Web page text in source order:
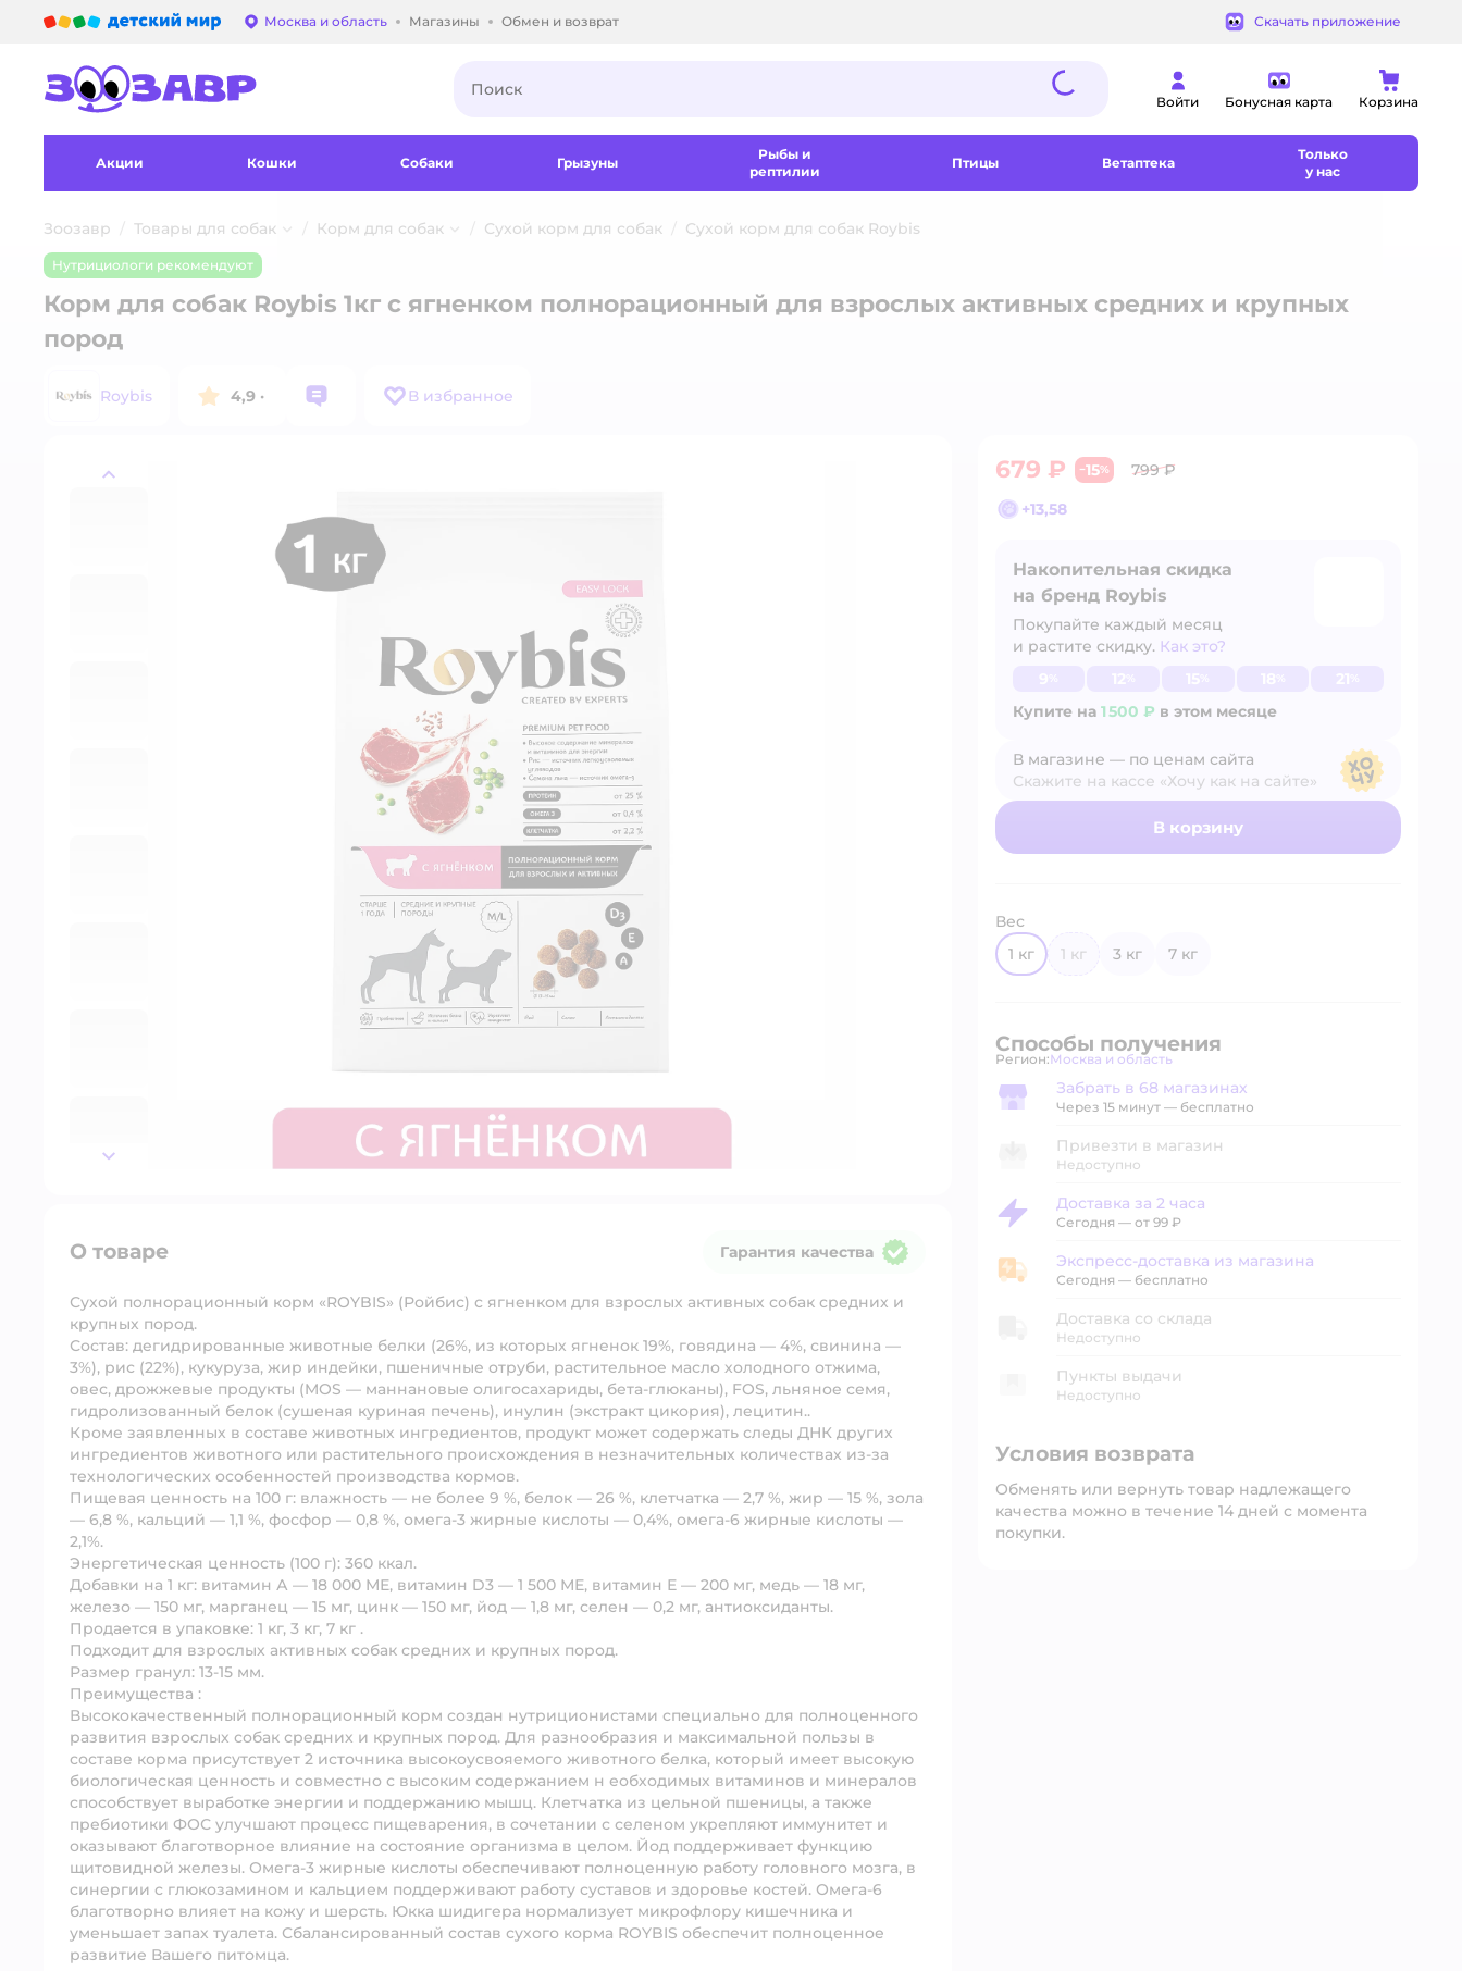
Выбор адреса доставки.
Москва и область Магазины Обмен и возврат Скачать приложение
Войти Бонусная карта Корзина
Акции Кошки Собаки Грызуны
Рыбы и
рептилии
Птицы Ветаптека
Только
у нас
Зоозавр Товары для собак Корм для собак Сухой корм для собак Сухой корм для собак Roybis
назад
далее
Нутрициологи рекомендуют
Корм для собак Roybis 1кг с ягненком полнорационный для взрослых активных средних и крупных
пород
Roybis 4,9 · В избранное
679 ₽ −15%
799 ₽
+13,58
Накопительная скидка
на бренд Roybis
Покупайте каждый месяц
и растите скидку. Как это?
Купите на 1 500 ₽ в этом месяце
Узнать больше
В магазине — по ценам сайта
Скажите на кассе «Хочу как на сайте»
В магазине — по ценам сайта
В корзину
Вес
1 кг
1 кг 3 кг 7 кг
Способы получения
Регион: Выбор адреса доставки.
Москва и область
Забрать в магазине
Забрать в 68 магазинах
Через 15 минут — бесплатно
Привезти в магазин
Недоступно
Доставка за 2 часа
Доставка за 2 часа
Сегодня — от 99 ₽
Экспресс-доставка из магазина
Экспресс-доставка из магазина
Сегодня — бесплатно
Доставка со склада
Недоступно
Пункты выдачи
Недоступно
Условия возврата
Обменять или вернуть товар надлежащего
качества можно в течение 14 дней с момента
покупки.
О товаре Гарантия качества
Сухой полнорационный корм «ROYBIS» (Ройбис) с ягненком для взрослых активных собак средних и
крупных пород.
Состав: дегидрированные животные белки (26%, из которых ягненок 19%, говядина — 4%, свинина —
3%), рис (22%), кукуруза, жир индейки, пшеничные отруби, растительное масло холодного отжима,
овес, дрожжевые продукты (MOS — маннановые олигосахариды, бета-глюканы), FOS, льняное семя,
гидролизованный белок (сушеная куриная печень), инулин (экстракт цикория), лецитин..
Кроме заявленных в составе животных ингредиентов, продукт может содержать следы ДНК других
ингредиентов животного или растительного происхождения в незначительных количествах из-за
технологических особенностей производства кормов.
Пищевая ценность на 100 г: влажность — не более 9 %, белок — 26 %, клетчатка — 2,7 %, жир — 15 %, зола
— 6,8 %, кальций — 1,1 %, фосфор — 0,8 %, омега-3 жирные кислоты — 0,4%, омега-6 жирные кислоты —
2,1%.
Энергетическая ценность (100 г): 360 ккал.
Добавки на 1 кг: витамин А — 18 000 МЕ, витамин D3 — 1 500 МЕ, витамин Е — 200 мг, медь — 18 мг,
железо — 150 мг, марганец — 15 мг, цинк — 150 мг, йод — 1,8 мг, селен — 0,2 мг, антиоксиданты.
Продается в упаковке: 1 кг, 3 кг, 7 кг .
Подходит для взрослых активных собак средних и крупных пород.
Размер гранул: 13-15 мм.
Преимущества :
Высококачественный полнорационный корм создан нутриционистами специально для полноценного
развития взрослых собак средних и крупных пород. Для разнообразия и максимальной пользы в
составе корма присутствует 2 источника высокоусвояемого животного белка, который имеет высокую
биологическая ценность и совместно с высоким содержанием н еобходимых витаминов и минералов
способствует выработке энергии и поддержанию мышц. Клетчатка из цельной пшеницы, а также
пребиотики ФОС улучшают процесс пищеварения, в сочетании с селеном укрепляют иммунитет и
оказывают благотворное влияние на состояние организма в целом. Йод поддерживает функцию
щитовидной железы. Омега-3 жирные кислоты обеспечивают полноценную работу головного мозга, в
синергии с глюкозамином и кальцием поддерживают работу суставов и здоровье костей. Омега-6
благотворно влияет на кожу и шерсть. Юкка шидигера нормализует микрофлору кишечника и
уменьшает запах туалета. Сбалансированный состав сухого корма ROYBIS обеспечит полноценное
развитие Вашего питомца.